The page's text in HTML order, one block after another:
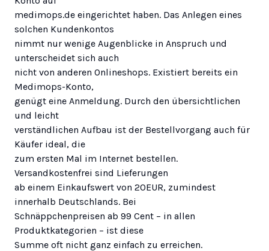
medimops.de eingerichtet haben. Das Anlegen eines
solchen Kundenkontos
nimmt nur wenige Augenblicke in Anspruch und
unterscheidet sich auch
nicht von anderen Onlineshops. Existiert bereits ein
Medimops-Konto,
genügt eine Anmeldung. Durch den übersichtlichen
und leicht
verständlichen Aufbau ist der Bestellvorgang auch für
Käufer ideal, die
zum ersten Mal im Internet bestellen.
Versandkostenfrei sind Lieferungen
ab einem Einkaufswert von 20EUR, zumindest
innerhalb Deutschlands. Bei
Schnäppchenpreisen ab 99 Cent – in allen
Produktkategorien – ist diese
Summe oft nicht ganz einfach zu erreichen.